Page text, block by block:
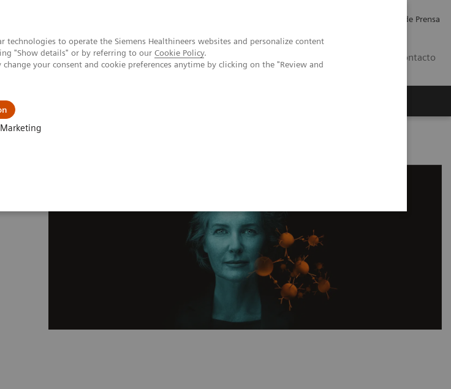
to operate the Siemens Healthineers websites and personalize content
"Show details" or by referring to our Cookie Policy.
your consent and cookie preferences anytime by clicking on the "Review and
Marketing
Comunicados de Prensa
Contacto